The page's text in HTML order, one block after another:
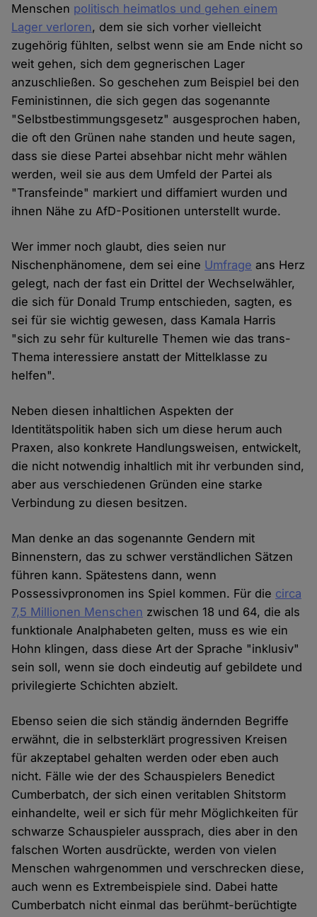
Menschen politisch heimatlos und gehen einem
Lager verloren, dem sie sich vorher vielleicht
zugehörig fühlten, selbst wenn sie am Ende nicht so
weit gehen, sich dem gegnerischen Lager
anzuschließen. So geschehen zum Beispiel bei den
Feministinnen, die sich gegen das sogenannte
"Selbstbestimmungsgesetz" ausgesprochen haben,
die oft den Grünen nahe standen und heute sagen,
dass sie diese Partei absehbar nicht mehr wählen
werden, weil sie aus dem Umfeld der Partei als
"Transfeinde" markiert und diffamiert wurden und
ihnen Nähe zu AfD-Positionen unterstellt wurde.
Wer immer noch glaubt, dies seien nur
Nischenphänomene, dem sei eine Umfrage ans Herz
gelegt, nach der fast ein Drittel der Wechselwähler,
die sich für Donald Trump entschieden, sagten, es
sei für sie wichtig gewesen, dass Kamala Harris
"sich zu sehr für kulturelle Themen wie das trans-
Thema interessiere anstatt der Mittelklasse zu
helfen".
Neben diesen inhaltlichen Aspekten der
Identitätspolitik haben sich um diese herum auch
Praxen, also konkrete Handlungsweisen, entwickelt,
die nicht notwendig inhaltlich mit ihr verbunden sind,
aber aus verschiedenen Gründen eine starke
Verbindung zu diesen besitzen.
Man denke an das sogenannte Gendern mit
Binnenstern, das zu schwer verständlichen Sätzen
führen kann. Spätestens dann, wenn
Possessivpronomen ins Spiel kommen. Für die circa
7,5 Millionen Menschen zwischen 18 und 64, die als
funktionale Analphabeten gelten, muss es wie ein
Hohn klingen, dass diese Art der Sprache "inklusiv"
sein soll, wenn sie doch eindeutig auf gebildete und
privilegierte Schichten abzielt.
Ebenso seien die sich ständig ändernden Begriffe
erwähnt, die in selbsterklärt progressiven Kreisen
für akzeptabel gehalten werden oder eben auch
nicht. Fälle wie der des Schauspielers Benedict
Cumberbatch, der sich einen veritablen Shitstorm
einhandelte, weil er sich für mehr Möglichkeiten für
schwarze Schauspieler aussprach, dies aber in den
falschen Worten ausdrückte, werden von vielen
Menschen wahrgenommen und verschrecken diese,
auch wenn es Extrembeispiele sind. Dabei hatte
Cumberbatch nicht einmal das berühmt-berüchtigte